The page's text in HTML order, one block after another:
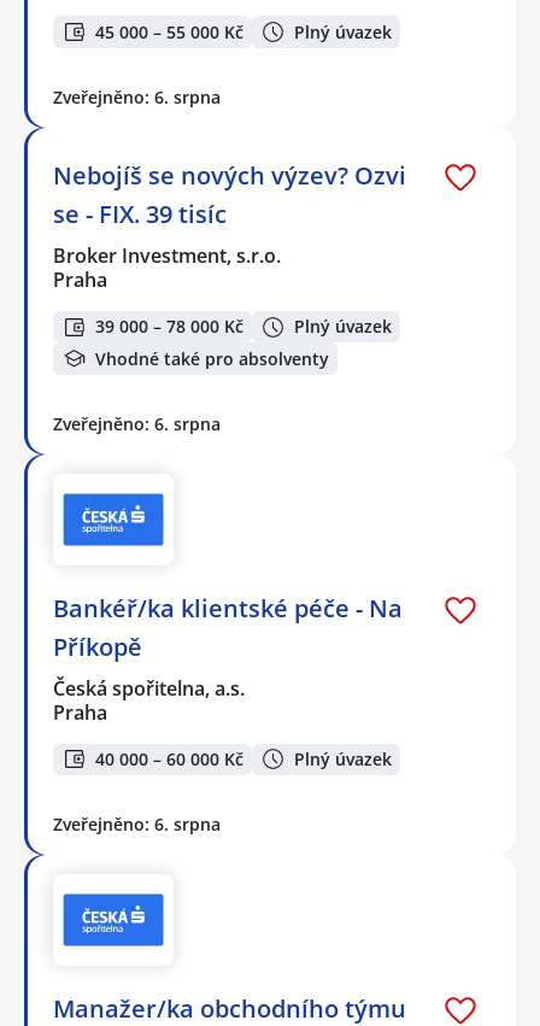
45 000 – 55 000 Kč Plný úvazek
Zveřejněno: 6. srpna
Nebojíš se nových výzev? Ozvi
se - FIX. 39 tisíc
Broker Investment, s.r.o.
Praha
39 000 – 78 000 Kč
Plný úvazek
Vhodné také pro absolventy
Zveřejněno: 6. srpna
Bankéř/ka klientské péče - Na
Příkopě
Česká spořitelna, a.s.
Praha
40 000 – 60 000 Kč Plný úvazek
Zveřejněno: 6. srpna
Manažer/ka obchodního týmu